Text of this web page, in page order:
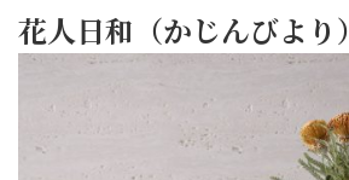
花人日和（かじんびより）